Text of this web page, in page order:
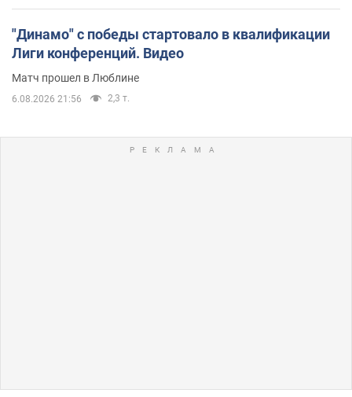
"Динамо" с победы стартовало в квалификации
Лиги конференций. Видео
Матч прошел в Люблине
6.08.2026 21:56 2,3 т.